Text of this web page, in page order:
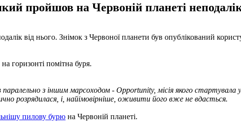
пройшов на Червоній планеті неподалік
від нього. Знімок з Червоної планети був опублікований
горизонті помітна буря.
з іншим марсоходом - Opportunity, місія якого
розрядилася, і, найімовірніше, оживити його вже не вдасться.
пилову бурю на Червоній планеті.